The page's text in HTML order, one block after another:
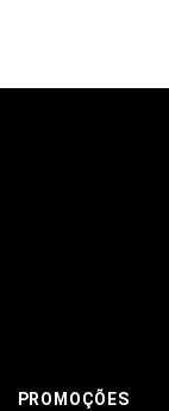
PROMOÇÕES